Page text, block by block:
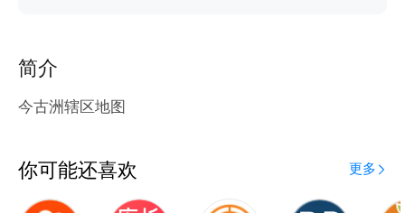
简介
今古洲辖区地图
你可能还喜欢 更多